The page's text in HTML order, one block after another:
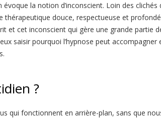
la notion d’inconscient. Loin des
thérapeutique douce, respectueuse et
et cet inconscient qui gère une grande partie
saisir pourquoi l’hypnose peut accompagner
?
qui fonctionnent en arrière-plan, sans que